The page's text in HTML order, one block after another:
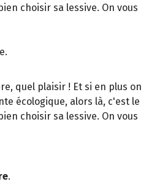
choisir sa lessive. On vous
quel plaisir ! Et si en plus on
écologique, alors là, c'est le
choisir sa lessive. On vous
.